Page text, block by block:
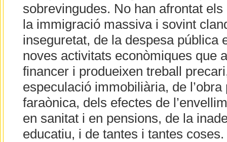
sobrevingudes. No han afrontat
la immigració massiva i sovint
inseguretat, de la despesa pública
noves activitats econòmiques que
financer i produeixen treball
especulació immobiliària, de
faraònica, dels efectes de
en sanitat i en pensions, de la
educatiu, i de tantes i tantes